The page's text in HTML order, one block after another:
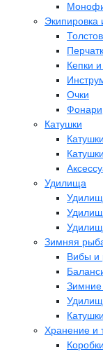
Экипировка
Кепки
Очки
Фонари
Катушки
Удилища
Зимняя
Вибы и
Зимние
Хранение и